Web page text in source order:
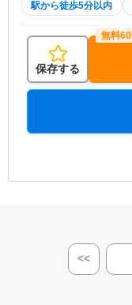
駅から徒歩5分以内
保存する
<<